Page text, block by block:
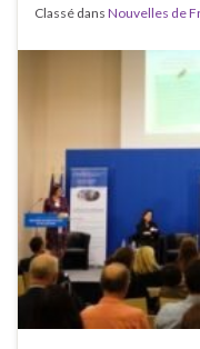
Classé dans Nouvelles de